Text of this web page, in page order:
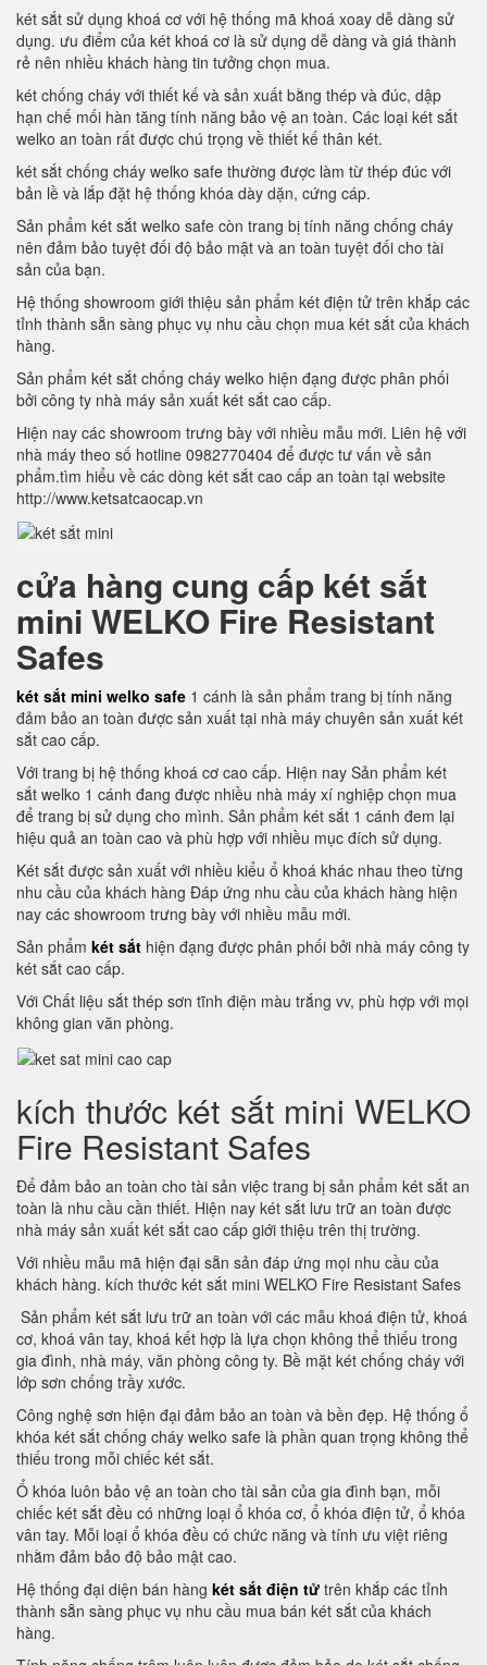
két sắt sử dụng khoá cơ với hệ thống mã khoá xoay dễ dàng sử
dụng. ưu điểm của két khoá cơ là sử dụng dễ dàng và giá thành
rẻ nên nhiều khách hàng tin tưởng chọn mua.
két chống cháy với thiết kế và sản xuất bằng thép và đúc, dập
hạn chế mối hàn tăng tính năng bảo vệ an toàn. Các loại két sắt
welko an toàn rất được chú trọng về thiết kế thân két.
két sắt chống cháy welko safe thường được làm từ thép đúc với
bản lề và lắp đặt hệ thống khóa dày dặn, cứng cáp.
Sản phẩm két sắt welko safe còn trang bị tính năng chống cháy
nên đảm bảo tuyệt đối độ bảo mật và an toàn tuyệt đối cho tài
sản của bạn.
Hệ thống showroom giới thiệu sản phẩm két điện tử trên khắp các
tỉnh thành sẵn sàng phục vụ nhu cầu chọn mua két sắt của khách
hàng.
Sản phẩm két sắt chống cháy welko hiện đạng được phân phối
bởi công ty nhà máy sản xuất két sắt cao cấp.
Hiện nay các showroom trưng bày với nhiều mẫu mới. Liên hệ với
nhà máy theo số hotline 0982770404 để được tư vấn về sản
phẩm.tìm hiểu về các dòng két sắt cao cấp an toàn tại website
http://www.ketsatcaocap.vn
cửa hàng cung cấp két sắt
mini WELKO Fire Resistant
Safes
két sắt mini welko safe 1 cánh là sản phẩm trang bị tính năng
đảm bảo an toàn được sản xuất tại nhà máy chuyên sản xuất két
sắt cao cấp.
Với trang bị hệ thống khoá cơ cao cấp. Hiện nay Sản phẩm két
sắt welko 1 cánh đang được nhiều nhà máy xí nghiệp chọn mua
để trang bị sử dụng cho mình. Sản phẩm két sắt 1 cánh đem lại
hiệu quả an toàn cao và phù hợp với nhiều mục đích sử dụng.
Két sắt được sản xuất với nhiều kiểu ổ khoá khác nhau theo từng
nhu cầu của khách hàng Đáp ứng nhu cầu của khách hàng hiện
nay các showroom trưng bày với nhiều mẫu mới.
Sản phẩm két sắt hiện đạng được phân phối bởi nhà máy công ty
két sắt cao cấp.
Với Chất liệu sắt thép sơn tĩnh điện màu trắng vv, phù hợp với mọi
không gian văn phòng.
kích thước két sắt mini WELKO
Fire Resistant Safes
Để đảm bảo an toàn cho tài sản việc trang bị sản phẩm két sắt an
toàn là nhu cầu cần thiết. Hiện nay két sắt lưu trữ an toàn được
nhà máy sản xuất két sắt cao cấp giới thiệu trên thị trường.
Với nhiều mẫu mã hiện đại sẵn sản đáp ứng mọi nhu cầu của
khách hàng. kích thước két sắt mini WELKO Fire Resistant Safes
Sản phẩm két sắt lưu trữ an toàn với các mẫu khoá điện tử, khoá
cơ, khoá vân tay, khoá kết hợp là lựa chọn không thể thiếu trong
gia đình, nhà máy, văn phòng công ty. Bề mặt két chống cháy với
lớp sơn chống trầy xước.
Công nghệ sơn hiện đại đảm bảo an toàn và bền đẹp. Hệ thống ổ
khóa két sắt chống cháy welko safe là phần quan trọng không thể
thiếu trong mỗi chiếc két sắt.
Ổ khóa luôn bảo vệ an toàn cho tài sản của gia đình bạn, mỗi
chiếc két sắt đều có những loại ổ khóa cơ, ổ khóa điện tử, ổ khóa
vân tay. Mỗi loại ổ khóa đều có chức năng và tính ưu việt riêng
nhằm đảm bảo độ bảo mật cao.
Hệ thống đại diện bán hàng két sắt điện tử trên khắp các tỉnh
thành sẵn sàng phục vụ nhu cầu mua bán két sắt của khách
hàng.